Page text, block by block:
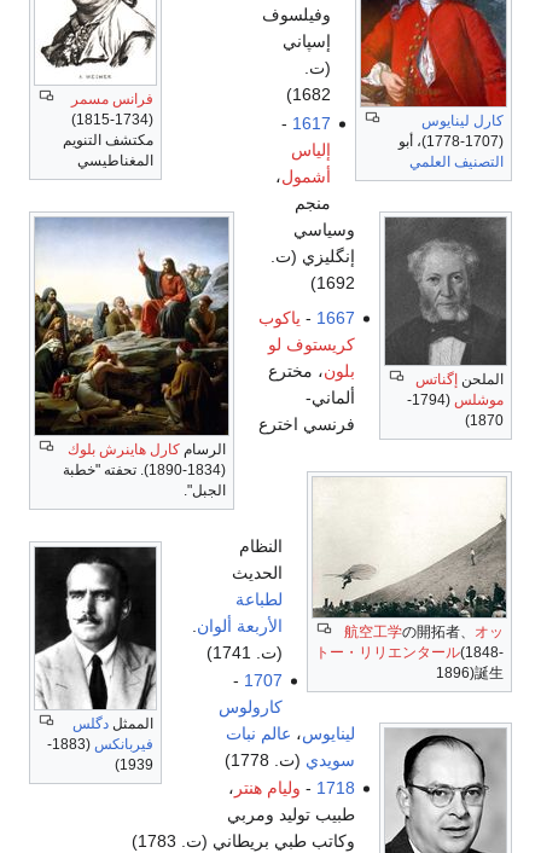
كارل لينايوس
(1707-1778)، أبو
التصنيف العلمي
فرانس مسمر
(1734-1815)
مكتشف التنويم
المغناطيسي
الملحن إگناتس
موشلس
(1794-
1870)
الرسام كارل هاينرش بلوك
(1834-1890). تحفته "خطبة
الجبل".
航空工学の開拓者、 オッ
トー・リリエンタール(1848-
1896)誕生
الممثل دگلس
فيربانكس
(1883-
1939)
وفيلسوف
إسپاني
(ت.
1682)
1617
-
إلياس
أشمول،
منجم
وسياسي
إنگليزي (ت.
1692)
1667
- ياكوب
كريستوف لو
بلون، مخترع
ألماني-
فرنسي اخترع
النظام
الحديث
لطباعة
الأربعة ألوان
(ت. 1741)
1707
-
كارولوس
لينايوس، عالم نبات
سويدي (ت. 1778)
1718
- وليام هنتر ،
طبيب توليد ومربي
وكاتب طبي بريطاني (ت. 1783)